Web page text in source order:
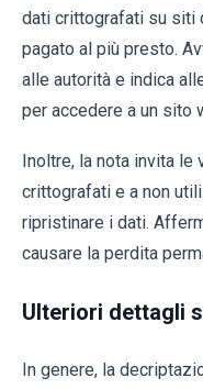
dati crittografati su siti
pagato al più presto.
alle autorità e indica
per accedere a un sito
Inoltre, la nota invita
crittografati e a non
ripristinare i dati.
causare la perdita
Ulteriori dettagli
In genere, la